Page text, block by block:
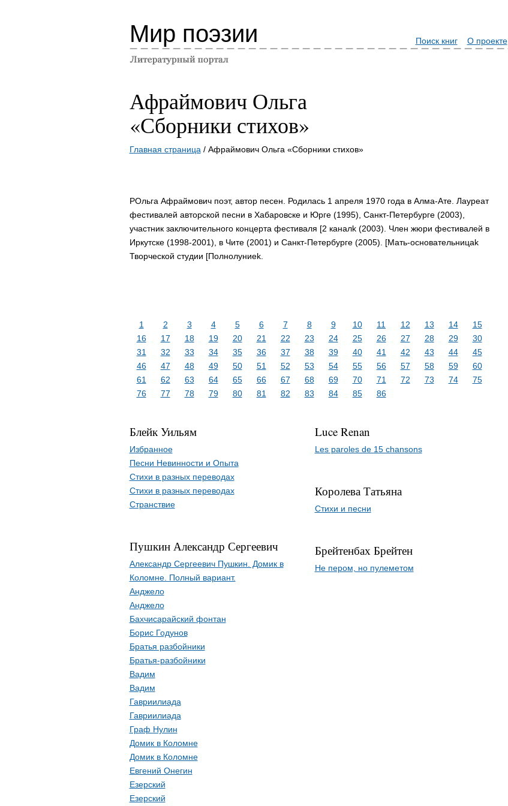
Мир поэзии Поиск книг О проекте
Афраймович Ольга
«Сборники стихов»
Главная страница / Афраймович Ольга «Сборники стихов»
PОльга Афраймович поэт, автор песен. Родилась 1 апреля 1970 года в Алма-Ате. Лауреат
фестивалей авторской песни в Хабаровске и Юрге (1995), Санкт-Петербурге (2003),
участник заключительного концерта фестиваля [2 каналk (2003). Член жюри фестивалей в
Иркутске (1998-2001), в Чите (2001) и Санкт-Петербурге (2005). [Мать-основательницаk
Творческой студии [Полнолуниеk.
1 2 3 4 5 6 7 8 9 10 11 12 13 14
15
16
17 18 19 20 21 22 23 24 25 26 27 28 29
30
31
32 33 34 35 36 37 38 39 40 41 42 43 44
45
46
47 48 49 50 51 52 53 54 55 56 57 58 59
60
61
62 63 64 65 66 67 68 69 70 71 72 73 74
75
76
77 78 79 80 81 82 83 84 85 86
Блейк Уильям
Избранное
Песни Невинности и Опыта
Стихи в разных переводах
Стихи в разных переводах
Странствие
Пушкин Александр Сергеевич
Александр Сергеевич Пушкин. Домик в
Коломне. Полный вариант.
Анджело
Анджело
Бахчисарайский фонтан
Борис Годунов
Братья разбойники
Братья-разбойники
Вадим
Вадим
Гавриилиада
Гавриилиада
Граф Нулин
Домик в Коломне
Домик в Коломне
Евгений Онегин
Езерский
Езерский
Luce Renan
Les paroles de 15 chansons
Королева Татьяна
Стихи и песни
Брейтенбах Брейтен
Не пером, но пулеметом